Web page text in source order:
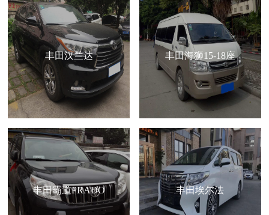
丰田汉兰达 丰田海狮15-18座
丰田霸道PRADO 丰田埃尔法